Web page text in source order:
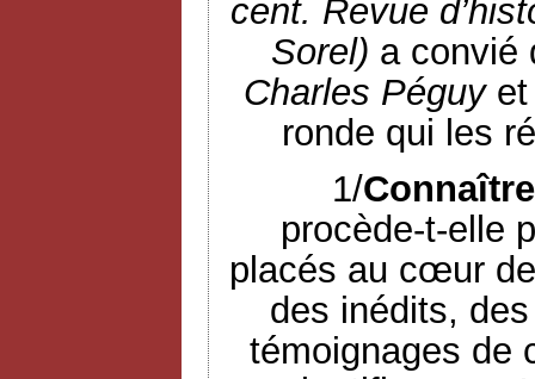
cent. Revue
Sorel) a convié
Charles Péguyet
ronde qui les
1/
procède-t-elle
placés au cœur
des inédits,
témoignages de